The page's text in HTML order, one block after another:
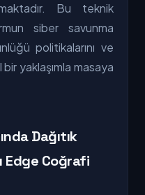
Bu teknik
siber savunma
politikalarını ve
yaklaşımla masaya
Dağıtık
Edge Coğrafi